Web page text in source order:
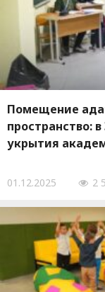
Помещение
пространство:
укрытия
01.12.2025 2